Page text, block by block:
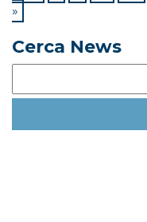
»
Cerca News